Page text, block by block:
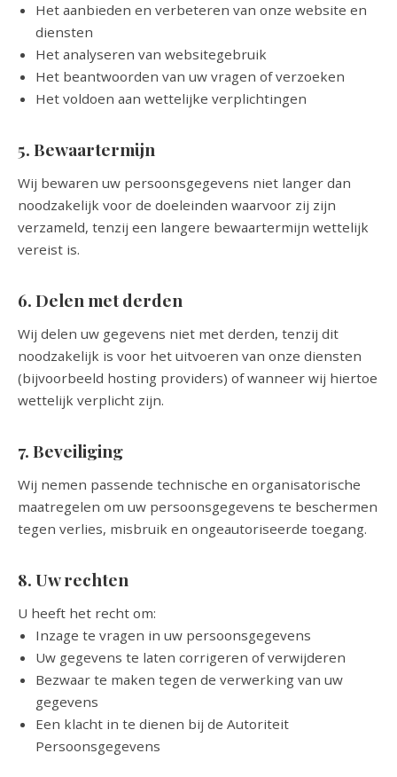
Het aanbieden en verbeteren van onze website en
diensten
Het analyseren van websitegebruik
Het beantwoorden van uw vragen of verzoeken
Het voldoen aan wettelijke verplichtingen
5. Bewaartermijn
Wij bewaren uw persoonsgegevens niet langer dan
noodzakelijk voor de doeleinden waarvoor zij zijn
verzameld, tenzij een langere bewaartermijn wettelijk
vereist is.
6. Delen met derden
Wij delen uw gegevens niet met derden, tenzij dit
noodzakelijk is voor het uitvoeren van onze diensten
(bijvoorbeeld hosting providers) of wanneer wij hiertoe
wettelijk verplicht zijn.
7. Beveiliging
Wij nemen passende technische en organisatorische
maatregelen om uw persoonsgegevens te beschermen
tegen verlies, misbruik en ongeautoriseerde toegang.
8. Uw rechten
U heeft het recht om:
Inzage te vragen in uw persoonsgegevens
Uw gegevens te laten corrigeren of verwijderen
Bezwaar te maken tegen de verwerking van uw
gegevens
Een klacht in te dienen bij de Autoriteit
Persoonsgegevens